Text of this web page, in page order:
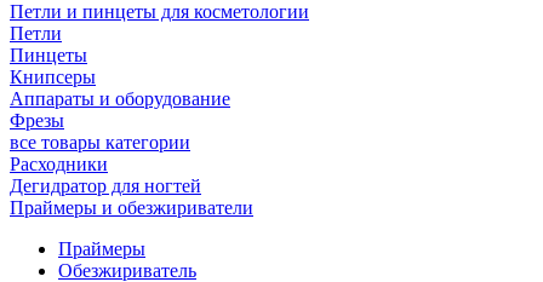
Петли и пинцеты для косметологии
Петли
Пинцеты
Книпсеры
Аппараты и оборудование
Фрезы
все товары категории
Расходники
Дегидратор для ногтей
Праймеры и обезжириватели
Праймеры
Обезжириватель